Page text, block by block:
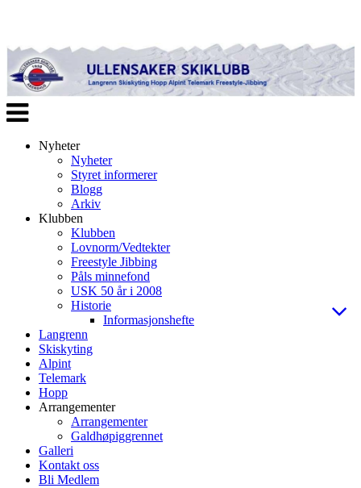
Veksle
navigasjon
Nyheter
Nyheter
Styret informerer
Blogg
Arkiv
Klubben
Klubben
Lovnorm/Vedtekter
Freestyle Jibbing
Påls minnefond
USK 50 år i 2008
Historie
Informasjonshefte
Langrenn
Skiskyting
Alpint
Telemark
Hopp
Arrangementer
Arrangementer
Galdhøpiggrennet
Galleri
Kontakt oss
Bli Medlem